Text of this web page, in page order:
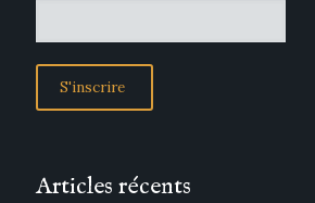
Articles récents